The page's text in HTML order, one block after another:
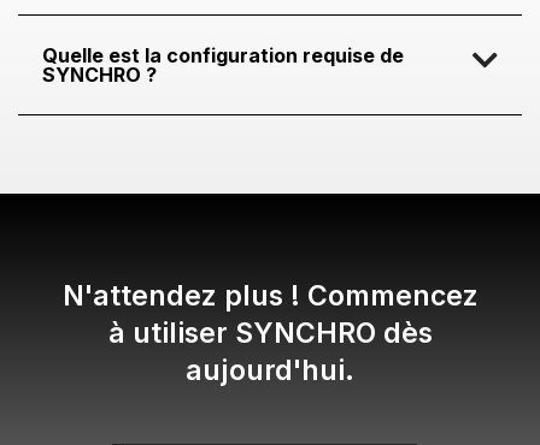
Quelle est la configuration requise de
SYNCHRO ?
N'attendez plus ! Commencez
à utiliser SYNCHRO dès
aujourd'hui.